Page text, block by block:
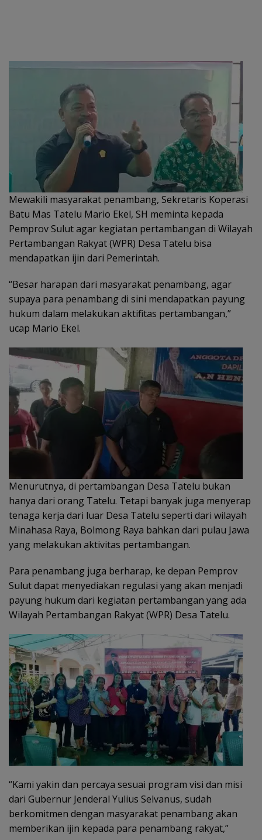
Mewakili masyarakat penambang, Sekretaris Koperasi
Batu Mas Tatelu Mario Ekel, SH meminta kepada
Pemprov Sulut agar kegiatan pertambangan di Wilayah
Pertambangan Rakyat (WPR) Desa Tatelu bisa
mendapatkan ijin dari Pemerintah.
“Besar harapan dari masyarakat penambang, agar
supaya para penambang di sini mendapatkan payung
hukum dalam melakukan aktifitas pertambangan,”
ucap Mario Ekel.
Menurutnya, di pertambangan Desa Tatelu bukan
hanya dari orang Tatelu. Tetapi banyak juga menyerap
tenaga kerja dari luar Desa Tatelu seperti dari wilayah
Minahasa Raya, Bolmong Raya bahkan dari pulau Jawa
yang melakukan aktivitas pertambangan.
Para penambang juga berharap, ke depan Pemprov
Sulut dapat menyediakan regulasi yang akan menjadi
payung hukum dari kegiatan pertambangan yang ada
Wilayah Pertambangan Rakyat (WPR) Desa Tatelu.
“Kami yakin dan percaya sesuai program visi dan misi
dari Gubernur Jenderal Yulius Selvanus, sudah
berkomitmen dengan masyarakat penambang akan
memberikan ijin kepada para penambang rakyat,”